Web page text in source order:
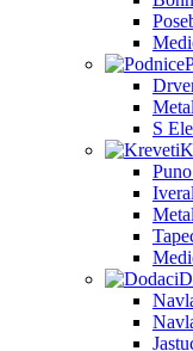
S
Iveral